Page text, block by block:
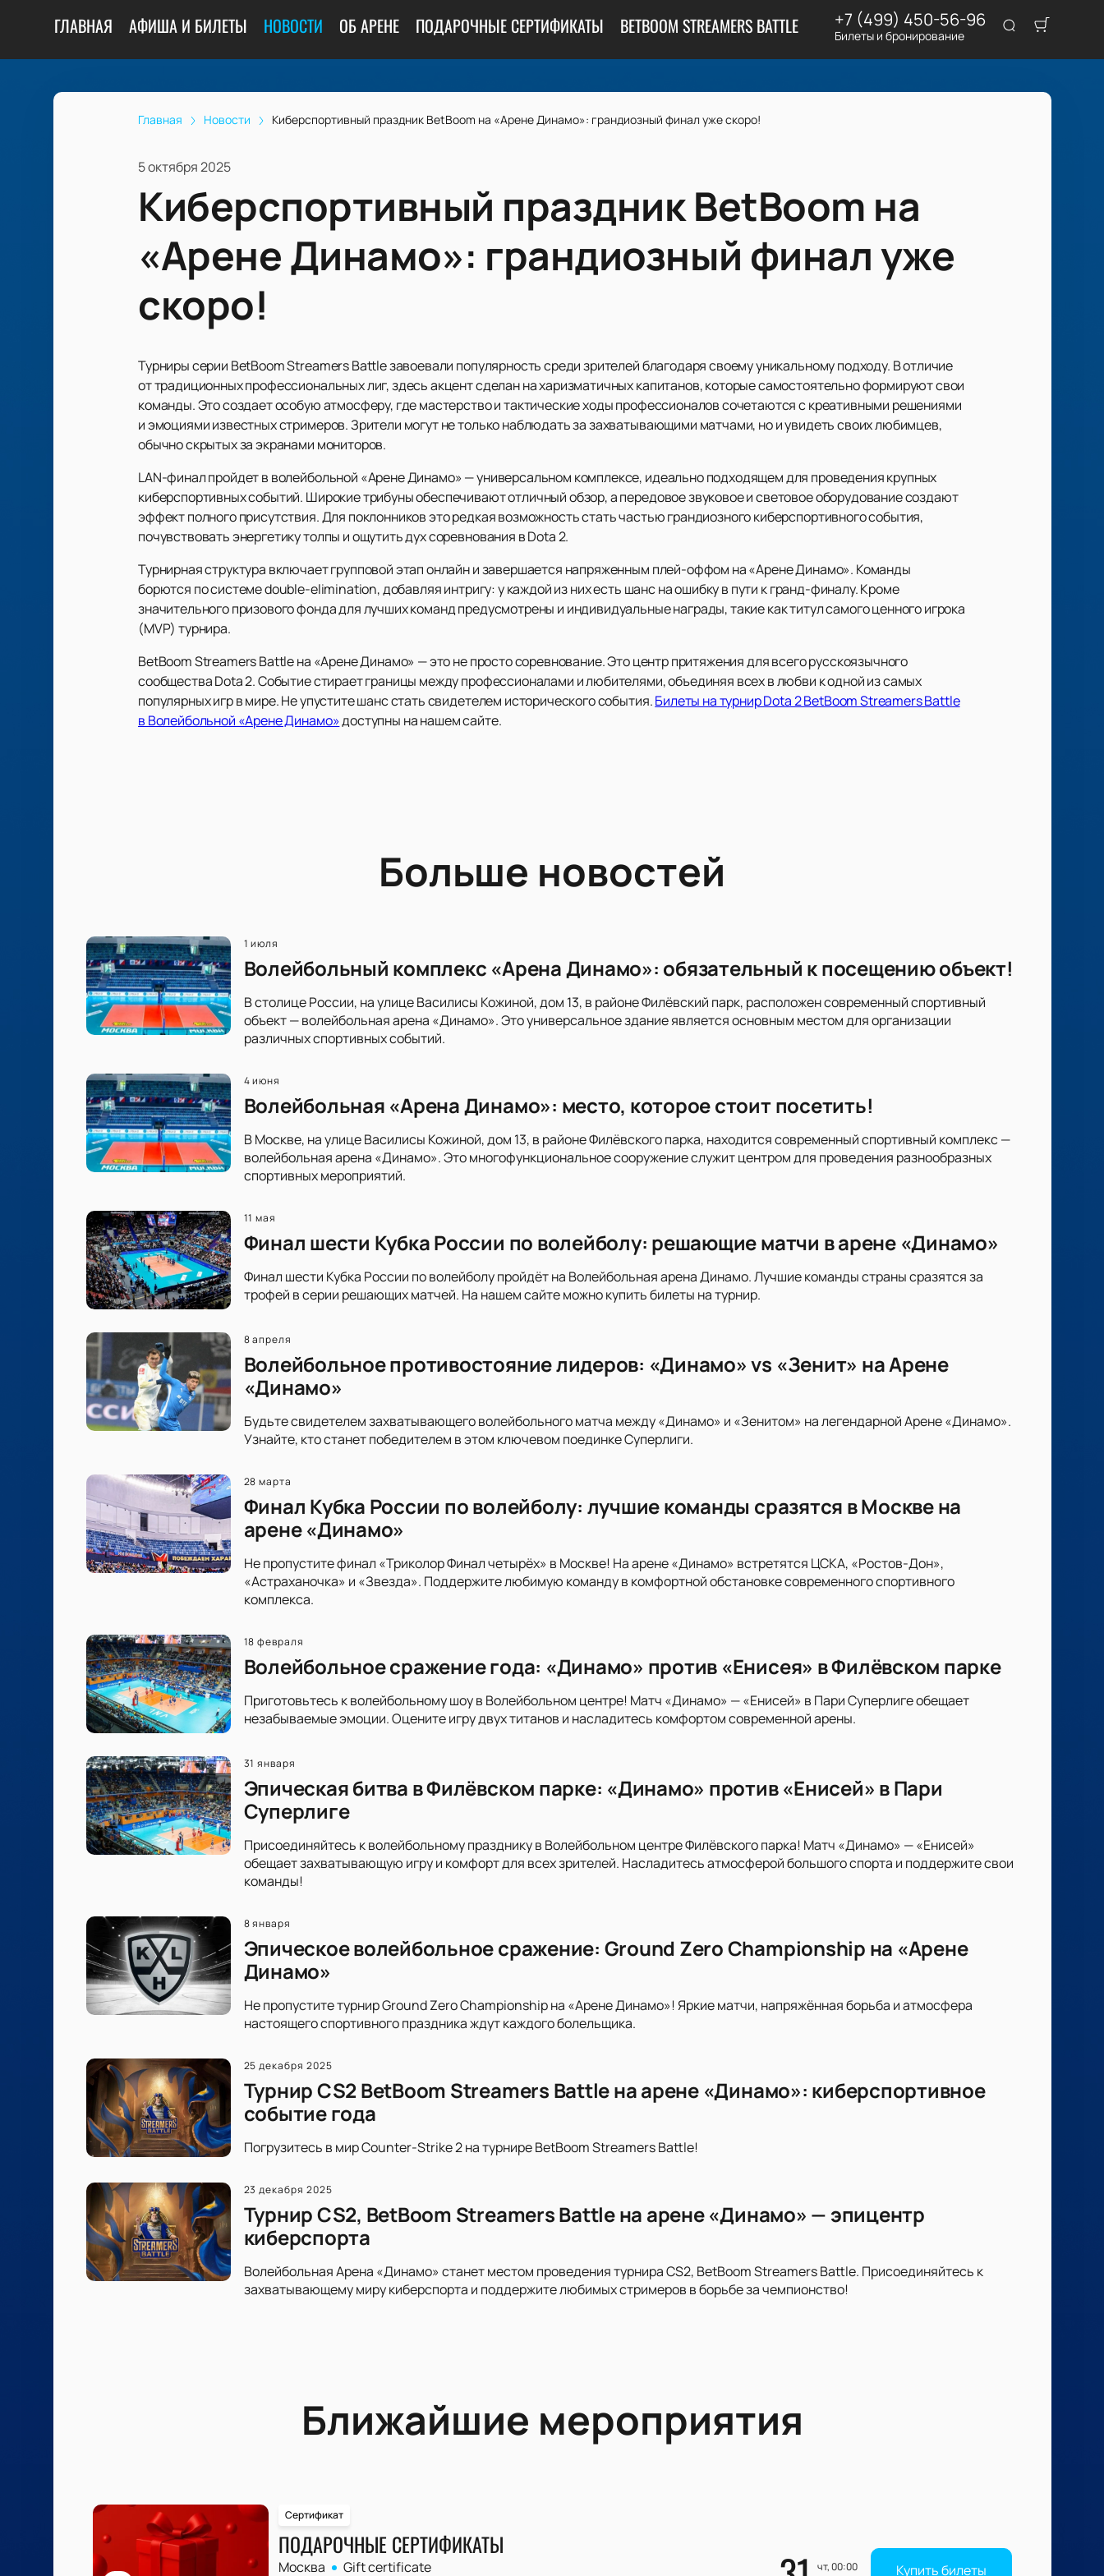
ГЛАВНАЯ АФИША И БИЛЕТЫ НОВОСТИ ОБ АРЕНЕ ПОДАРОЧНЫЕ СЕРТИФИКАТЫ BETBOOM STREAMERS BATTLE +7 (499) 450-56-96
Билеты и бронирование
Главная Новости Киберспортивный праздник BetBoom на «Арене Динамо»: грандиозный финал уже скоро!
5 октября 2025
Киберспортивный праздник BetBoom на
«Арене Динамо»: грандиозный финал уже
скоро!
Турниры серии BetBoom Streamers Battle завоевали популярность среди зрителей благодаря своему уникальному подходу. В отличие
от традиционных профессиональных лиг, здесь акцент сделан на харизматичных капитанов, которые самостоятельно формируют свои
команды. Это создает особую атмосферу, где мастерство и тактические ходы профессионалов сочетаются с креативными решениями
и эмоциями известных стримеров. Зрители могут не только наблюдать за захватывающими матчами, но и увидеть своих любимцев,
обычно скрытых за экранами мониторов.
LAN-финал пройдет в волейбольной «Арене Динамо» — универсальном комплексе, идеально подходящем для проведения крупных
киберспортивных событий. Широкие трибуны обеспечивают отличный обзор, а передовое звуковое и световое оборудование создают
эффект полного присутствия. Для поклонников это редкая возможность стать частью грандиозного киберспортивного события,
почувствовать энергетику толпы и ощутить дух соревнования в Dota 2.
Турнирная структура включает групповой этап онлайн и завершается напряженным плей-оффом на «Арене Динамо». Команды
борются по системе double-elimination, добавляя интригу: у каждой из них есть шанс на ошибку в пути к гранд-финалу. Кроме
значительного призового фонда для лучших команд предусмотрены и индивидуальные награды, такие как титул самого ценного игрока
(MVP) турнира.
BetBoom Streamers Battle на «Арене Динамо» — это не просто соревнование. Это центр притяжения для всего русскоязычного
сообщества Dota 2. Событие стирает границы между профессионалами и любителями, объединяя всех в любви к одной из самых
популярных игр в мире. Не упустите шанс стать свидетелем исторического события.Билеты на турнир Dota 2 BetBoom Streamers Battle
в Волейбольной «Арене Динамо»доступны на нашем сайте.
Больше новостей
1 июля
Волейбольный комплекс «Арена Динамо»: обязательный к посещению объект!
В столице России, на улице Василисы Кожиной, дом 13, в районе Филёвский парк, расположен современный спортивный
объект — волейбольная арена «Динамо». Это универсальное здание является основным местом для организации
различных спортивных событий.
4 июня
Волейбольная «Арена Динамо»: место, которое стоит посетить!
В Москве, на улице Василисы Кожиной, дом 13, в районе Филёвского парка, находится современный спортивный комплекс —
волейбольная арена «Динамо». Это многофункциональное сооружение служит центром для проведения разнообразных
спортивных мероприятий.
11 мая
Финал шести Кубка России по волейболу: решающие матчи в арене «Динамо»
Финал шести Кубка России по волейболу пройдёт на Волейбольная арена Динамо. Лучшие команды страны сразятся за
трофей в серии решающих матчей. На нашем сайте можно купить билеты на турнир.
8 апреля
Волейбольное противостояние лидеров: «Динамо» vs «Зенит» на Арене
«Динамо»
Будьте свидетелем захватывающего волейбольного матча между «Динамо» и «Зенитом» на легендарной Арене «Динамо».
Узнайте, кто станет победителем в этом ключевом поединке Суперлиги.
28 марта
Финал Кубка России по волейболу: лучшие команды сразятся в Москве на
арене «Динамо»
Не пропустите финал «Триколор Финал четырёх» в Москве! На арене «Динамо» встретятся ЦСКА, «Ростов-Дон»,
«Астраханочка» и «Звезда». Поддержите любимую команду в комфортной обстановке современного спортивного
комплекса.
18 февраля
Волейбольное сражение года: «Динамо» против «Енисея» в Филёвском парке
Приготовьтесь к волейбольному шоу в Волейбольном центре! Матч «Динамо» — «Енисей» в Пари Суперлиге обещает
незабываемые эмоции. Оцените игру двух титанов и насладитесь комфортом современной арены.
31 января
Эпическая битва в Филёвском парке: «Динамо» против «Енисей» в Пари
Суперлиге
Присоединяйтесь к волейбольному празднику в Волейбольном центре Филёвского парка! Матч «Динамо» — «Енисей»
обещает захватывающую игру и комфорт для всех зрителей. Насладитесь атмосферой большого спорта и поддержите свои
команды!
8 января
Эпическое волейбольное сражение: Ground Zero Championship на «Арене
Динамо»
Не пропустите турнир Ground Zero Championship на «Арене Динамо»! Яркие матчи, напряжённая борьба и атмосфера
настоящего спортивного праздника ждут каждого болельщика.
25 декабря 2025
Турнир CS2 BetBoom Streamers Battle на арене «Динамо»: киберспортивное
событие года
Погрузитесь в мир Counter-Strike 2 на турнире BetBoom Streamers Battle!
23 декабря 2025
Турнир CS2, BetBoom Streamers Battle на арене «Динамо» — эпицентр
киберспорта
Волейбольная Арена «Динамо» станет местом проведения турнира CS2, BetBoom Streamers Battle. Присоединяйтесь к
захватывающему миру киберспорта и поддержите любимых стримеров в борьбе за чемпионство!
Ближайшие мероприятия
Сертификат
ПОДАРОЧНЫЕ СЕРТИФИКАТЫ
Москва Gift certificate чт, 00:00 Купить билеты